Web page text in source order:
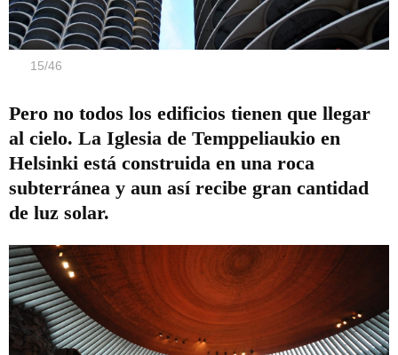
15/46
Pero no todos los edificios tienen que llegar
al cielo. La Iglesia de Temppeliaukio en
Helsinki está construida en una roca
subterránea y aun así recibe gran cantidad
de luz solar.